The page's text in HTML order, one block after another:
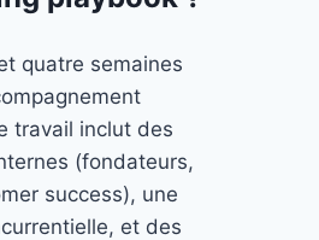
quatre semaines
travail inclut des
(fondateurs,
success), une
et des